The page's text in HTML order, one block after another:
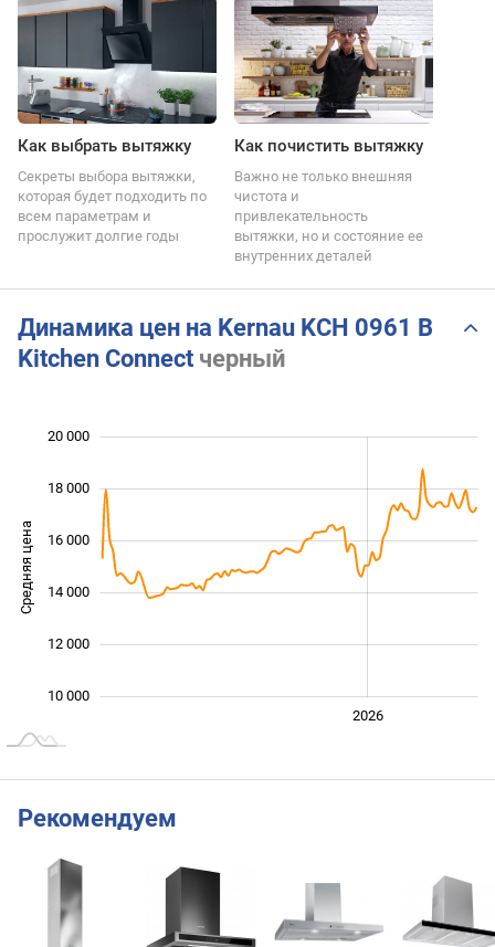
Как выбрать вытяжку
Секреты выбора вытяжки,
которая будет подходить по
всем параметрам и
прослужит долгие годы
Как почистить вытяжку
Важно не только внешняя
чистота и
привлекательность
вытяжки, но и состояние ее
внутренних деталей
Динамика цен на Kernau KCH 0961 B
Kitchen Connect черный
Средняя цена
10 000
12 000
14 000
16 000
18 000
20 000
2026
Рекомендуем